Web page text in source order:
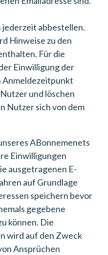
abbestellen.
Hinweise zu den
Für die
Einwilligung der
Anmeldezeitpunkt
und löschen
Nutzer sich von dem
ABonnemenets
Einwilligungen
ausgetragenen E-
auf Grundlage
speichern bevor
gegebene
können. Die
wird auf den Zweck
Ansprüchen